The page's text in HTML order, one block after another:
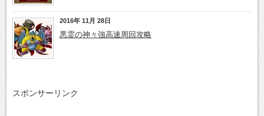
2016年 11月 28日
悪霊の神々強高速周回攻略
スポンサーリンク